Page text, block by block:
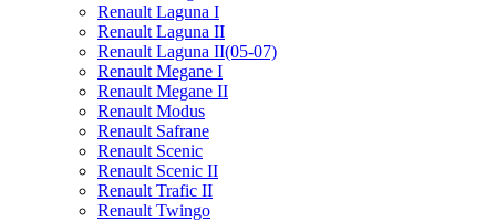
Renault Laguna I
Renault Laguna II
Renault Laguna II(05-07)
Renault Megane I
Renault Megane II
Renault Modus
Renault Safrane
Renault Scenic
Renault Scenic II
Renault Trafic II
Renault Twingo